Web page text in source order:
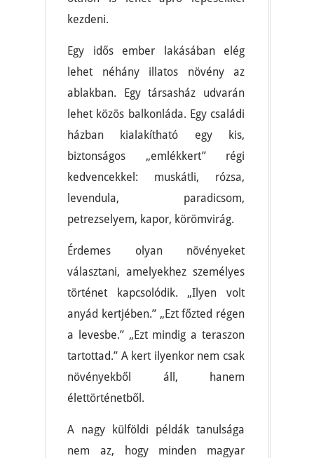
kezdeni.
Egy idős ember lakásában elég
lehet néhány illatos növény az
ablakban. Egy társasház udvarán
lehet közös balkonláda. Egy családi
házban kialakítható egy kis,
biztonságos „emlékkert” régi
kedvencekkel: muskátli, rózsa,
levendula, paradicsom,
petrezselyem, kapor, körömvirág.
Érdemes olyan növényeket
választani, amelyekhez személyes
történet kapcsolódik. „Ilyen volt
anyád kertjében.” „Ezt főzted régen
a levesbe.” „Ezt mindig a teraszon
tartottad.” A kert ilyenkor nem csak
növényekből áll, hanem
élettörténetből.
A nagy külföldi példák tanulsága
nem az, hogy minden magyar